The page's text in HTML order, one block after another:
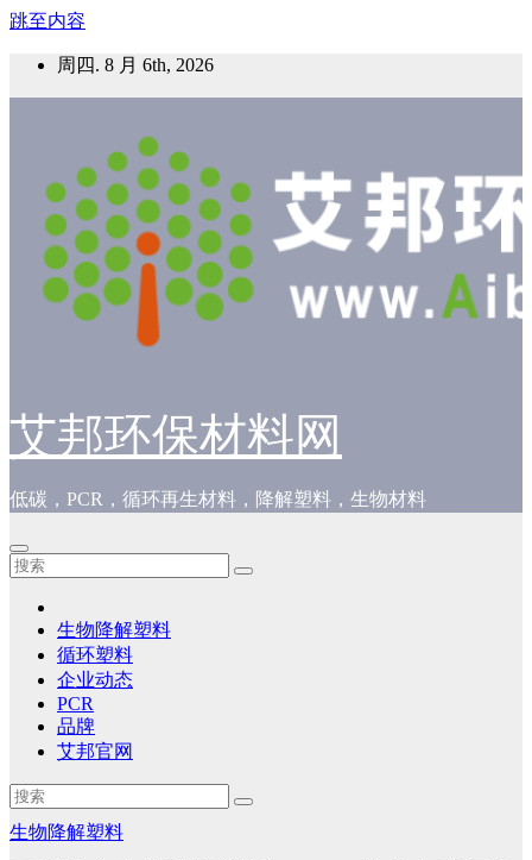
跳至内容
周四. 8 月 6th, 2026
艾邦环保材料网
低碳，PCR，循环再生材料，降解塑料，生物材料
生物降解塑料
循环塑料
企业动态
PCR
品牌
艾邦官网
生物降解塑料